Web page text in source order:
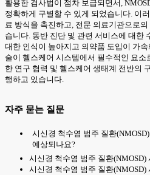
활용한 검사법이 점차 보급되면서,
정확하게 구별할 수 있게 되었습니다. 이
료 방식을 촉진하고, 전문 의료기관으로
습니다. 동반 진단 및 관련 서비스에 대한
대한 인식이 높아지고 의약품 도입이 가
술이 헬스케어 시스템에서 필수적인 요소
한 연구 협력 및 헬스케어 생태계 전반의
행하고 있습니다.
자주 묻는 질문
시신경 척수염 범주 질환
예상되나요?
시신경 척수염 범주 질환
시신경 척수염 범주 질환